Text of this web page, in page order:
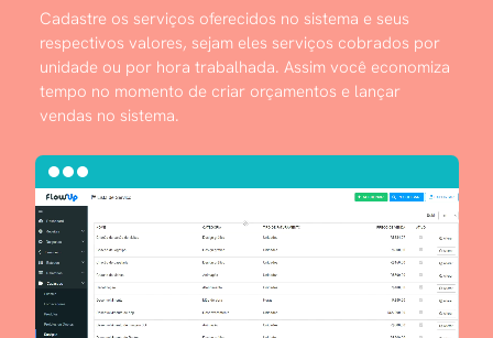
Cadastre os serviços oferecidos no sistema e seus
respectivos valores, sejam eles serviços cobrados por
unidade ou por hora trabalhada. Assim você economiza
tempo no momento de criar orçamentos e lançar
vendas no sistema.